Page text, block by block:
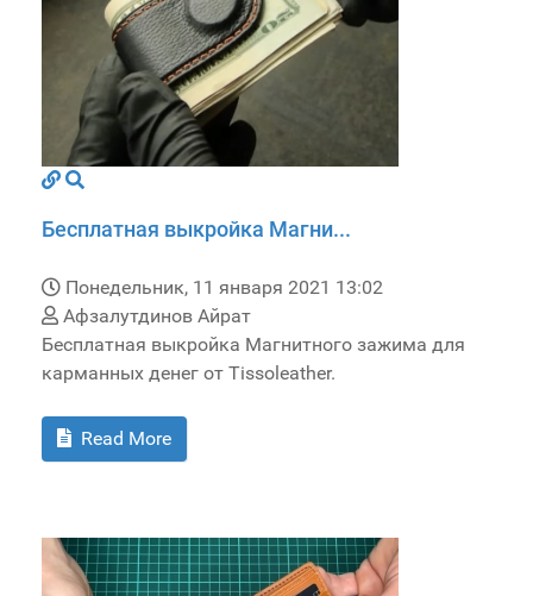
Бесплатная выкройка Магни...
Понедельник, 11 января 2021 13:02
Афзалутдинов Айрат
Бесплатная выкройка Магнитного зажима для
карманных денег от Tissoleather.
Read More